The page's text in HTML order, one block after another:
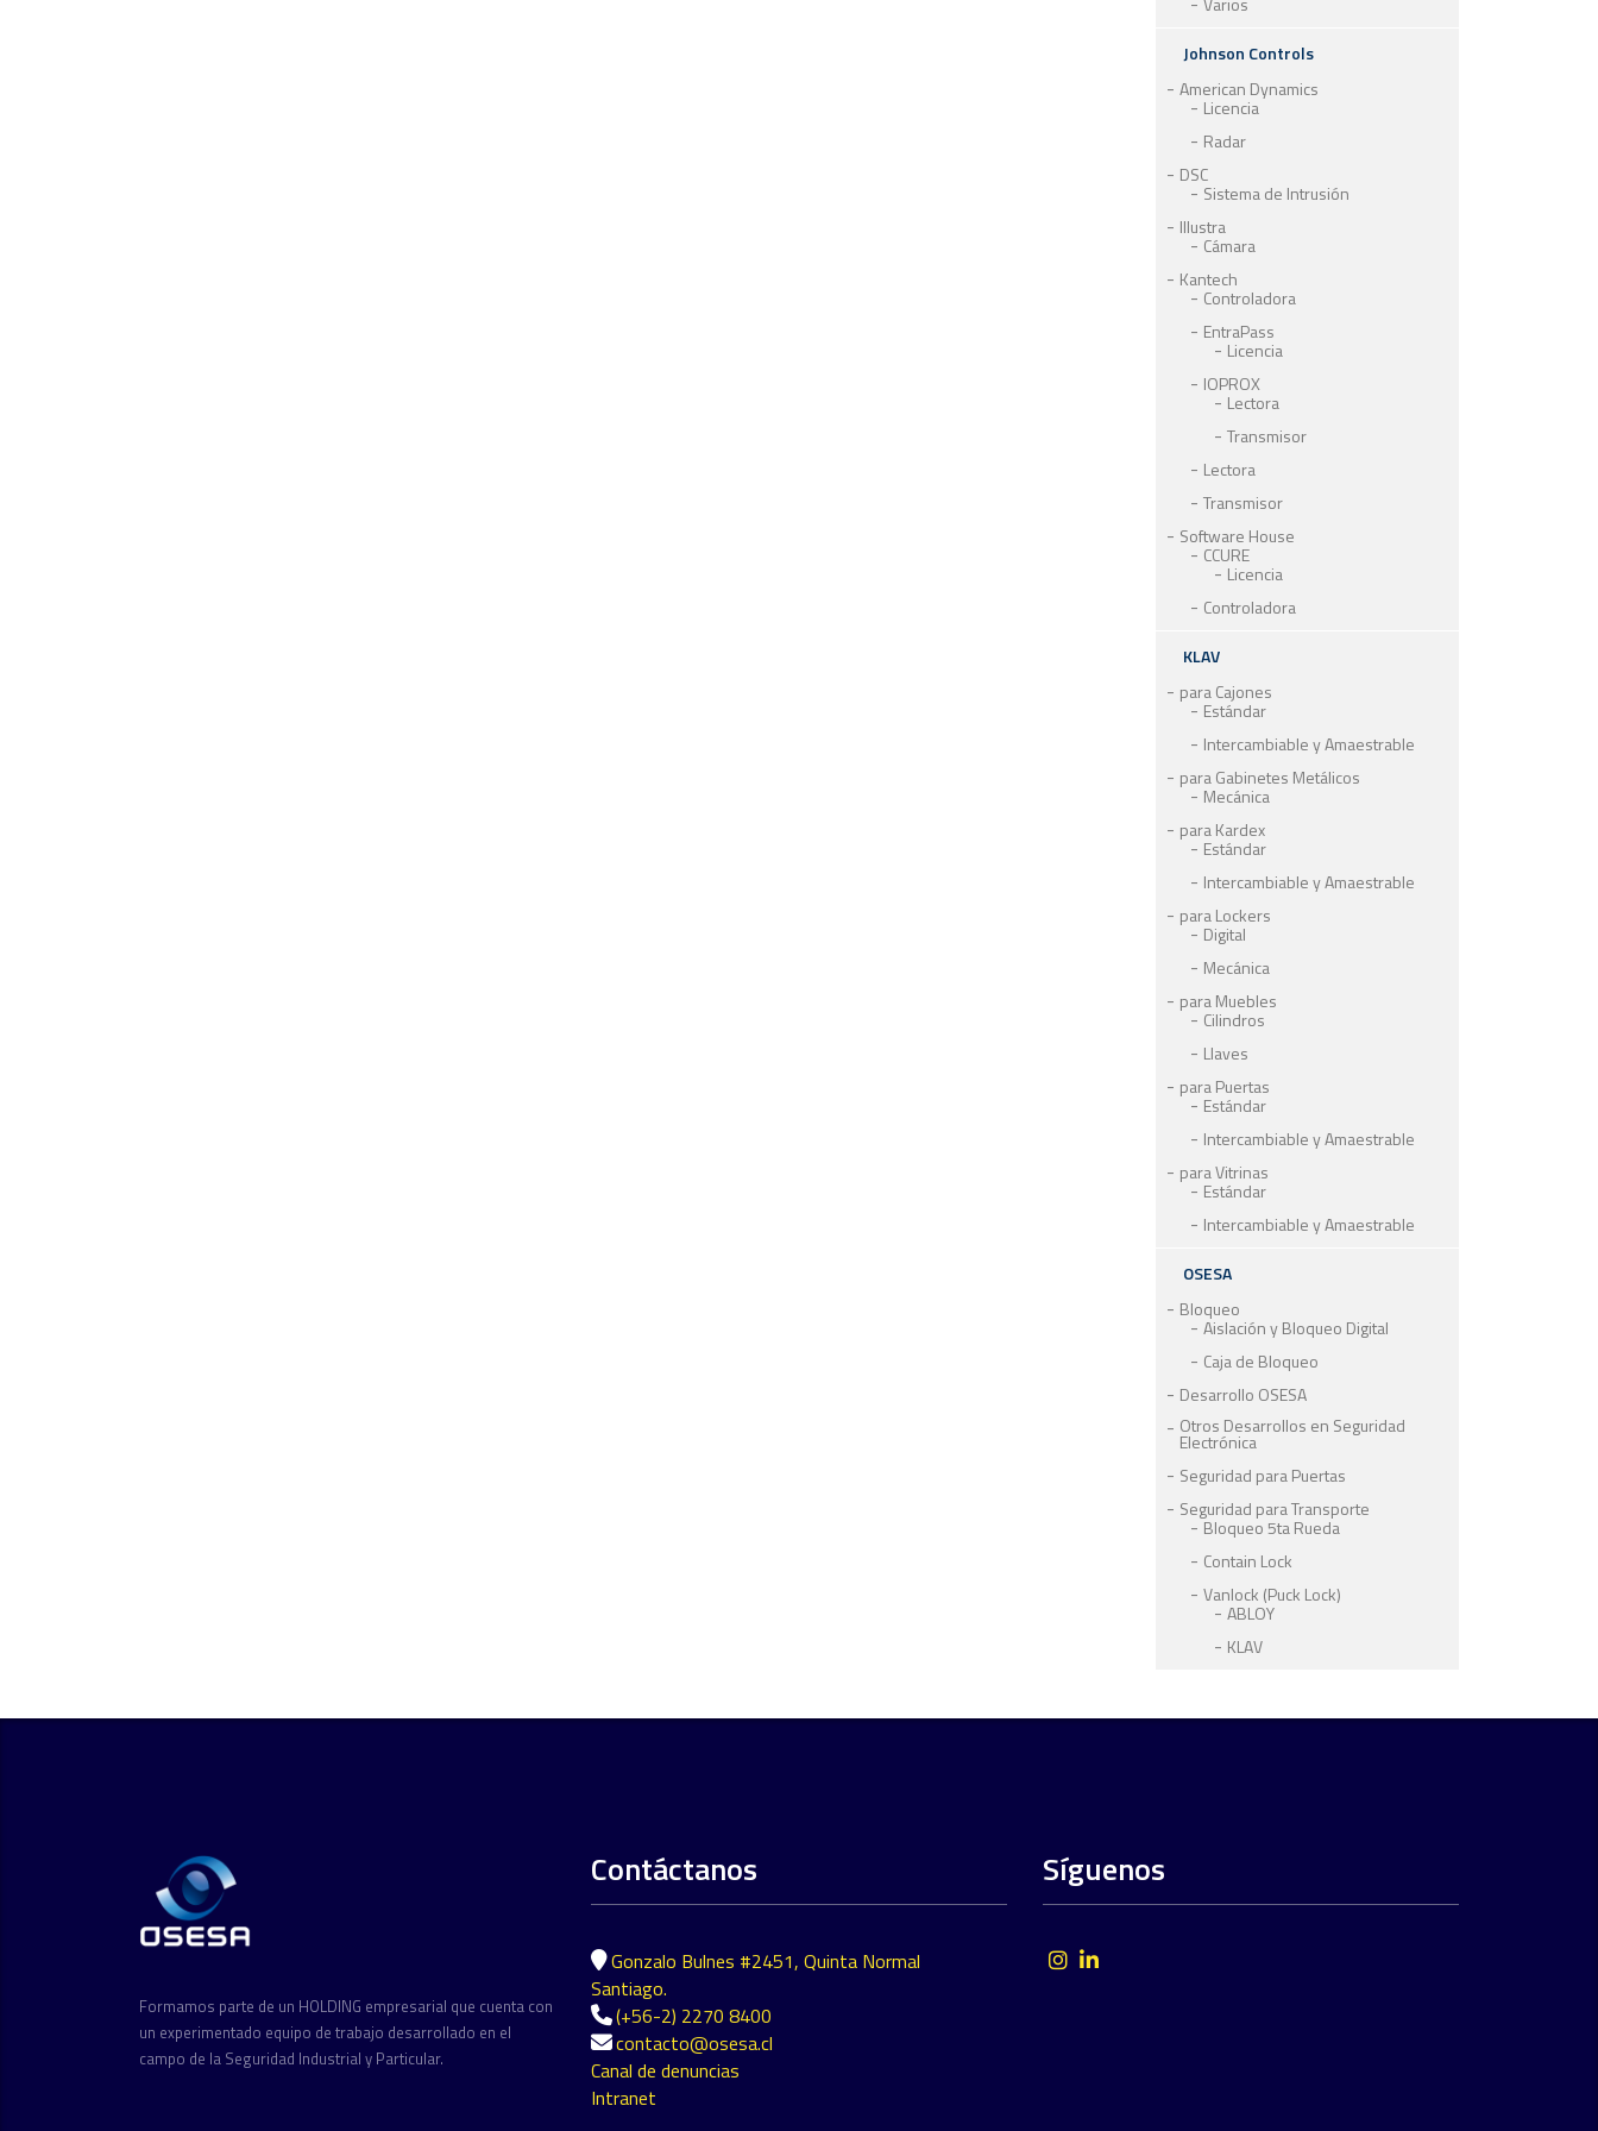
Johnson Controls
American Dynamics
Licencia
Radar
DSC
Sistema de Intrusión
Illustra
Cámara
Kantech
Controladora
EntraPass
Licencia
IOPROX
Lectora
Transmisor
Lectora
Transmisor
Software House
CCURE
Licencia
Controladora
KLAV
para Cajones
Estándar
Intercambiable y Amaestrable
para Gabinetes Metálicos
Mecánica
para Kardex
Estándar
Intercambiable y Amaestrable
para Lockers
Digital
Mecánica
para Muebles
Cilindros
Llaves
para Puertas
Estándar
Intercambiable y Amaestrable
para Vitrinas
Estándar
Intercambiable y Amaestrable
OSESA
Bloqueo
Aislación y Bloqueo Digital
Caja de Bloqueo
Desarrollo OSESA
Otros Desarrollos en Seguridad
Electrónica
Seguridad para Puertas
Seguridad para Transporte
Bloqueo 5ta Rueda
Contain Lock
Vanlock (Puck Lock)
ABLOY
KLAV
Formamos parte de un HOLDING empresarial que cuenta con
un experimentado equipo de trabajo desarrollado en el
campo de la Seguridad Industrial y Particular.
Contáctanos
Gonzalo Bulnes #2451, Quinta Normal
Santiago.
(+56-2) 2270 8400
contacto@osesa.cl
Canal de denuncias
Intranet
Síguenos